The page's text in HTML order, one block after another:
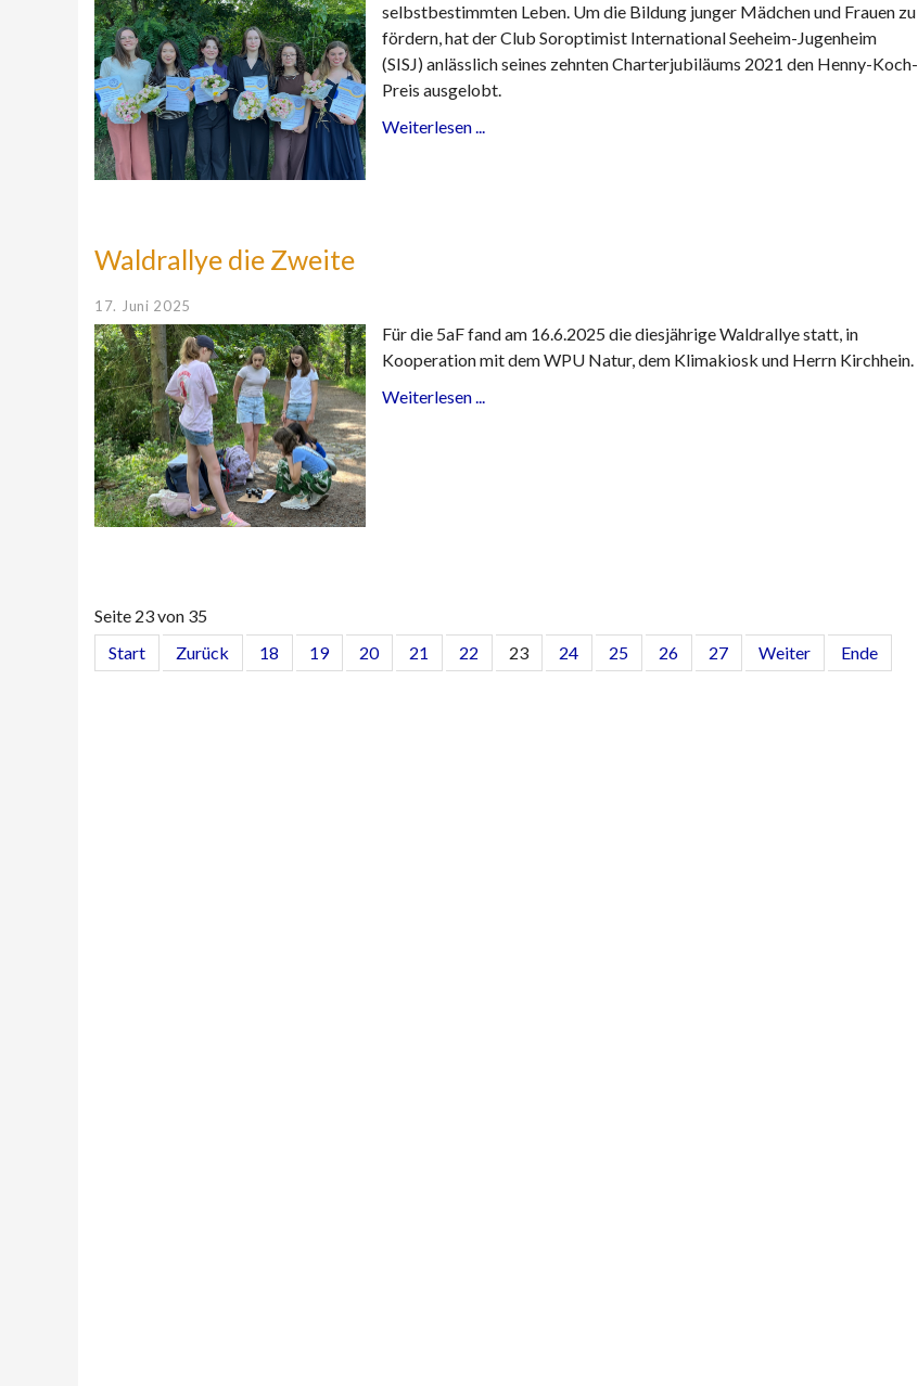
selbstbestimmten Leben. Um die Bildung junger Mädchen und Frauen zu
fördern, hat der Club Soroptimist International Seeheim-Jugenheim
(SISJ) anlässlich seines zehnten Charterjubiläums 2021 den Henny-Koch-
Preis ausgelobt.
Weiterlesen ...
Waldrallye die Zweite
17. Juni 2025
Für die 5aF fand am 16.6.2025 die diesjährige Waldrallye statt, in
Kooperation mit dem WPU Natur, dem Klimakiosk und Herrn Kirchhein.
Weiterlesen ...
Seite 23 von 35
Start
Zurück 18 19 20 21 22 23 24 25 26 27 Weiter Ende